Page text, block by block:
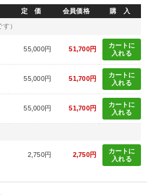
定 価 会員価格 購 入
）
55,000円 51,700円
カートに
入れる
55,000円 51,700円
カートに
入れる
55,000円 51,700円
カートに
入れる
2,750円 2,750円
カートに
入れる